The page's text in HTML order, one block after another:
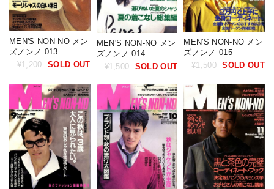
MEN'S NON-NO メン
ズノンノ 013
¥1,200
SOLD OUT
MEN'S NON-NO メン
ズノンノ 014
¥1,500
SOLD OUT
MEN'S NON-NO メン
ズノンノ 015
¥1,500
SOLD OUT